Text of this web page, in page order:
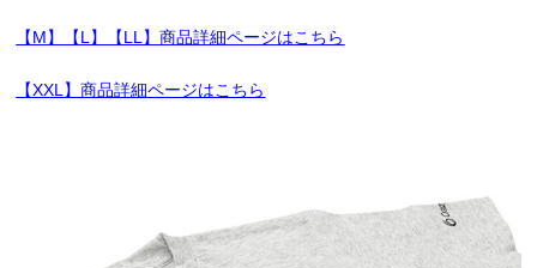
【M】【L】【LL】商品詳細ページはこちら
【XXL】商品詳細ページはこちら